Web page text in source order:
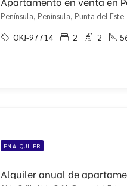
Península, Península, Punta del Este
OK!-97714 2 2
EN ALQUILER